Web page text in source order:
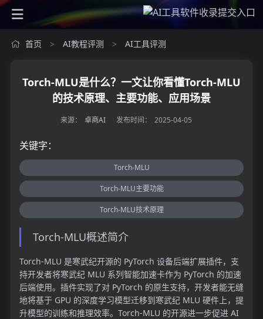
首页 > AI教程评测 > AI工具评测
Torch-MLU是什么？一文让你看懂Torch-MLU
的技术原理、主要功能、应用场景
来源： 卓商AI 发布时间： 2025-04-05
关键字：
Torch-MLU
Torch-MLU主要功能
Torch-MLU技术原理
Torch-MLU概述简介
Torch-MLU 是寒武纪开源的 PyTorch 设备后端扩展插件，支
持开发者将寒武纪 MLU 系列智能加速卡作为 PyTorch 的加速
后端使用。插件实现了对 PyTorch 的原生支持，开发者能无缝
地将基于 GPU 的深度学习模型迁移到寒武纪 MLU 硬件上，提
升模型的训练和推理效率。Torch-MLU 的开源进一步促进 AI